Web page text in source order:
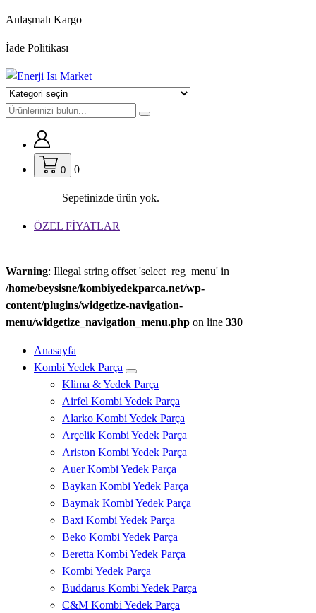
İçeriğe
Anlaşmalı Kargo
İade Politikası
0 0
Sepetinizde ürün yok.
ÖZEL FİYATLAR
Warning: Illegal string offset 'select_reg_menu' in
/home/beysisne/kombiyedekparca.net/wp-
content/plugins/widgetize-navigation-
menu/widgetize_navigation_menu.php on line 330
Anasayfa
Kombi Yedek Parça
Klima & Yedek Parça
Airfel Kombi Yedek Parça
Alarko Kombi Yedek Parça
Arçelik Kombi Yedek Parça
Ariston Kombi Yedek Parça
Auer Kombi Yedek Parça
Baykan Kombi Yedek Parça
Baymak Kombi Yedek Parça
Baxi Kombi Yedek Parça
Beko Kombi Yedek Parça
Beretta Kombi Yedek Parça
Kombi Yedek Parça
Buddarus Kombi Yedek Parça
C&M Kombi Yedek Parça